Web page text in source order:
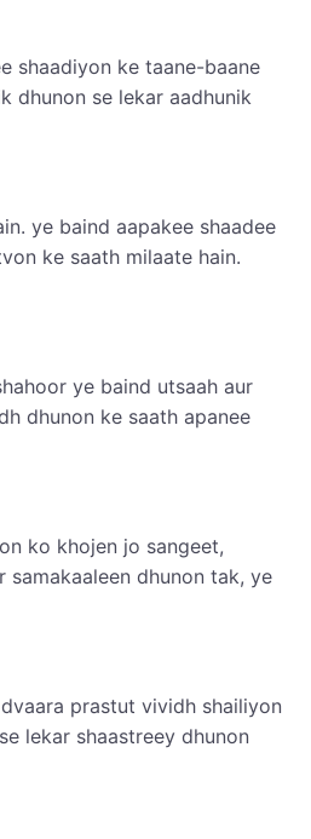
shaadiyon ke taane-baane
dhunon se lekar aadhunik
ye baind aapakee shaadee
ke saath milaate hain.
ye baind utsaah aur
dhunon ke saath apanee
ko khojen jo sangeet,
dhunon tak, ye
prastut vividh shailiyon
lekar shaastreey dhunon